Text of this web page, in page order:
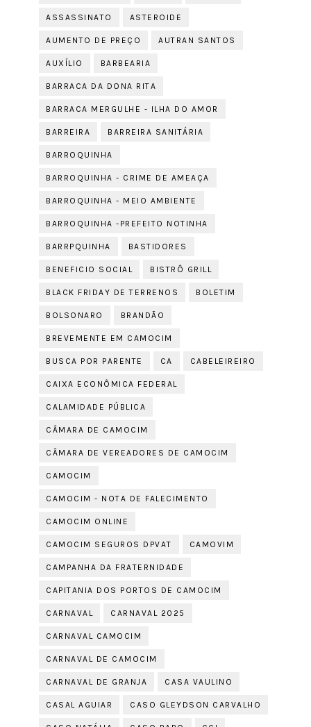
ASSASSINATO ASTEROIDE
AUMENTO DE PREÇO AUTRAN SANTOS
AUXÍLIO BARBEARIA
BARRACA DA DONA RITA
BARRACA MERGULHE - ILHA DO AMOR
BARREIRA BARREIRA SANITÁRIA
BARROQUINHA
BARROQUINHA - CRIME DE AMEAÇA
BARROQUINHA - MEIO AMBIENTE
BARROQUINHA -PREFEITO NOTINHA
BARRPQUINHA BASTIDORES
BENEFICIO SOCIAL BISTRÔ GRILL
BLACK FRIDAY DE TERRENOS BOLETIM
BOLSONARO BRANDÃO
BREVEMENTE EM CAMOCIM
BUSCA POR PARENTE CA CABELEIREIRO
CAIXA ECONÔMICA FEDERAL
CALAMIDADE PÚBLICA
CÂMARA DE CAMOCIM
CÂMARA DE VEREADORES DE CAMOCIM
CAMOCIM
CAMOCIM - NOTA DE FALECIMENTO
CAMOCIM ONLINE
CAMOCIM SEGUROS DPVAT CAMOVIM
CAMPANHA DA FRATERNIDADE
CAPITANIA DOS PORTOS DE CAMOCIM
CARNAVAL CARNAVAL 2025
CARNAVAL CAMOCIM
CARNAVAL DE CAMOCIM
CARNAVAL DE GRANJA CASA VAULINO
CASAL AGUIAR CASO GLEYDSON CARVALHO